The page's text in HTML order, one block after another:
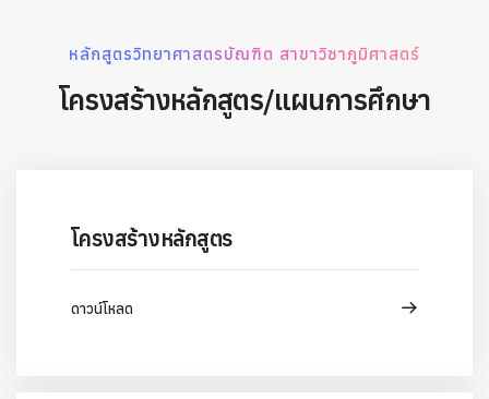
หลักสูตรวิทยาศาสตรบัณฑิต สาขาวิชาภูมิศาสตร์
โครงสร้างหลักสูตร/แผนการศึกษา
โครงสร้างหลักสูตร
ดาวน์โหลด